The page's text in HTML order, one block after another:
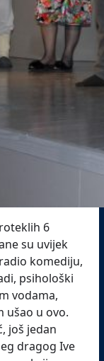
6
su uvijek
komediju,
psihološki
vodama,
ušao u ovo.
još jedan
dragog Ive